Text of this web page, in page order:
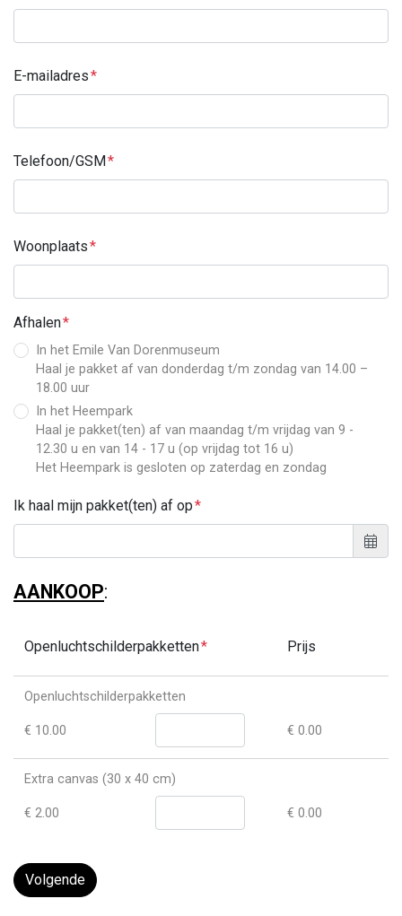
E-mailadres
Telefoon/GSM
Woonplaats
Afhalen
In het Emile Van Dorenmuseum
Haal je pakket af van donderdag t/m zondag van 14.00 –
18.00 uur
In het Heempark
Haal je pakket(ten) af van maandag t/m vrijdag van 9 -
12.30 u en van 14 - 17 u (op vrijdag tot 16 u)
Het Heempark is gesloten op zaterdag en zondag
Ik haal mijn pakket(ten) af op
AANKOOP:
Openluchtschilderpakketten Prijs
Openluchtschilderpakketten
€ 10.00 € 0.00
Extra canvas (30 x 40 cm)
€ 2.00 € 0.00
Volgende